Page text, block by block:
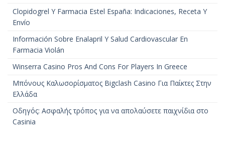
Clopidogrel Y Farmacia Estel España: Indicaciones, Receta Y
Envío
Información Sobre Enalapril Y Salud Cardiovascular En
Farmacia Violán
Winserra Casino Pros And Cons For Players In Greece
Μπόνους Καλωσορίσματος Bigclash Casino Για Παίκτες Στην
Ελλάδα
Οδηγός: Ασφαλής τρόπος για να απολαύσετε παιχνίδια στο
Casinia